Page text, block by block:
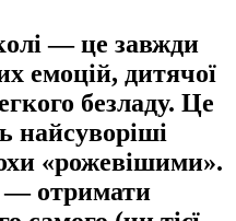
— це завжди
емоцій, дитячої
безладу. Це
найсуворіші
«рожевішими».
— отримати